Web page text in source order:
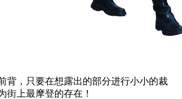
，只要在想露出的部分进行小小的裁
街上最摩登的存在！